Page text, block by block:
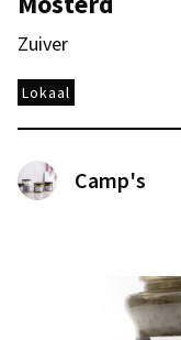
Zuiver
Lokaal
Camp's